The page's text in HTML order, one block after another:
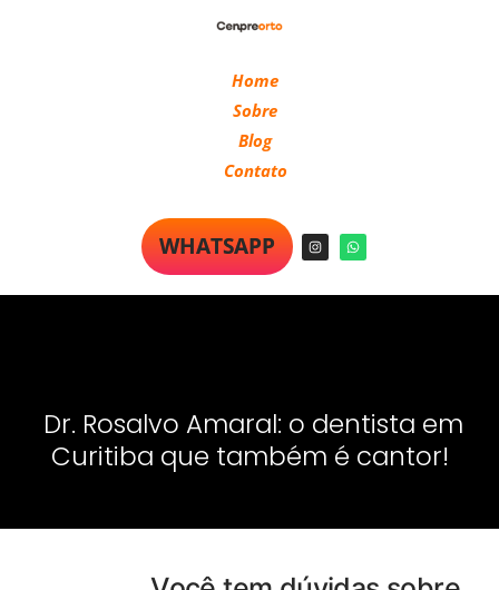
Home
Sobre
Blog
Contato
WHATSAPP
Dr. Rosalvo Amaral: o dentista em
Curitiba que também é cantor!